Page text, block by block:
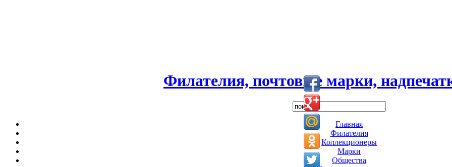
Филателия, почтовые марки,
Главная
Филателия
Коллекционеры
Марки
Общества